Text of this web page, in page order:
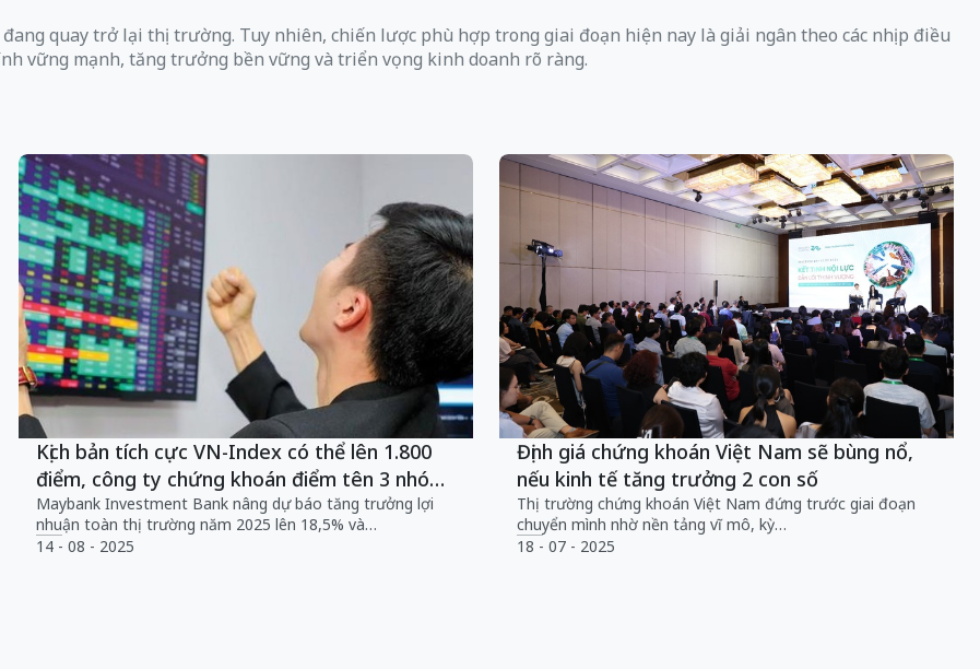
quay trở lại thị trường. Tuy nhiên, chiến lược phù hợp trong giai đoạn hiện nay là giải ngân theo các nhịp điều
vững mạnh, tăng trưởng bền vững và triển vọng kinh doanh rõ ràng.
Kịch bản tích cực VN-Index có thể lên 1.800
điểm, công ty chứng khoán điểm tên 3 nhóm
cổ phiếu hot dự báo hưởng lợi trong nửa cuối
năm 2025
Maybank Investment Bank nâng dự báo tăng trưởng lợi
nhuận toàn thị trường năm 2025 lên 18,5% và…
14 - 08 - 2025
Định giá chứng khoán Việt Nam sẽ bùng nổ,
nếu kinh tế tăng trưởng 2 con số
Thị trường chứng khoán Việt Nam đứng trước giai đoạn
chuyển mình nhờ nền tảng vĩ mô, kỳ…
18 - 07 - 2025